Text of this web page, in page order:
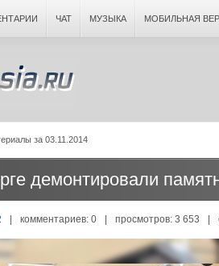
ЧАТ МУЗЫКА МОБИЛЬНАЯ
за 03.11.2014
демонтировали
| комментариев: 0 | просмотров: 3 653 |